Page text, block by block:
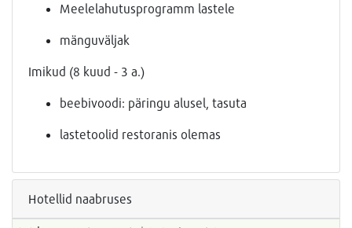
Meelelahutusprogramm lastele
mänguväljak
Imikud (8 kuud - 3 a.)
beebivoodi: päringu alusel, tasuta
lastetoolid restoranis olemas
Hotellid naabruses